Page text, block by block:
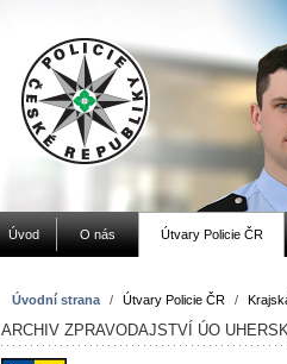
Úvod O nás Útvary Policie ČR
Úvodní strana / Útvary Policie ČR /
ARCHIV ZPRAVODAJSTVÍ ÚO